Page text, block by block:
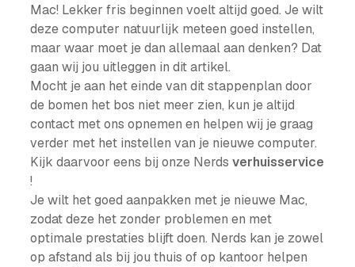
Mac! Lekker fris beginnen voelt altijd goed. Je wilt
deze computer natuurlijk meteen goed instellen,
maar waar moet je dan allemaal aan denken? Dat
gaan wij jou uitleggen in dit artikel.
Mocht je aan het einde van dit stappenplan door
de bomen het bos niet meer zien, kun je altijd
contact met ons opnemen en helpen wij je graag
verder met het instellen van je nieuwe computer.
Kijk daarvoor eens bij onze Nerds verhuisservice
!
Je wilt het goed aanpakken met je nieuwe Mac,
zodat deze het zonder problemen en met
optimale prestaties blijft doen. Nerds kan je zowel
op afstand als bij jou thuis of op kantoor helpen